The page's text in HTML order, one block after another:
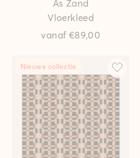
As Zand
Vloerkleed
vanaf €89,00
Nieuwe collectie